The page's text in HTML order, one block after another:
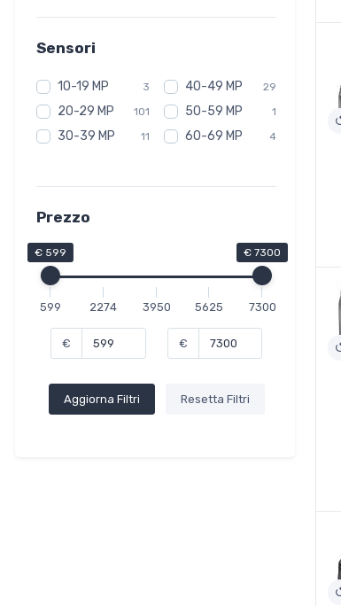
Sensori
10-19 MP 3
20-29 MP 101
30-39 MP 11
40-49 MP 29
50-59 MP 1
60-69 MP 4
Prezzo
€ 599 € 7300
599 2274 3950 5625 7300
€ €
Aggiorna Filtri Resetta Filtri